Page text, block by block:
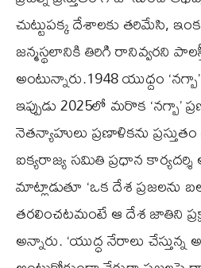
చుట్టుపక్క దేశాలకు తరిమేసి,
జన్మస్థలానికి తిరిగి రానివ్వరని
అంటున్నారు.1948 యుధ్దం
ఇప్పుడు 2025లో మరొక ‘నగ్బా’
నెతన్యాహులు ప్రణాళికను ప్రస్తుతం
ఐక్యరాజ్య సమితి ప్రధాన
మాట్లాడుతూ ‘ఒక దేశ ప్రజలను
తరలించటమంటే ఆ దేశ జాతిని
అన్నారు. ‘యుద్ధ నేరాలు